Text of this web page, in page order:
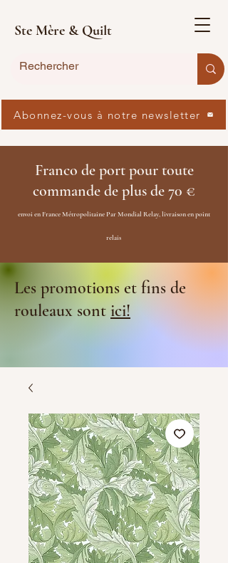
Ste Mère & Quilt
Franco de port pour toute
commande de plus de 70 €
envoi en France Métropolitaine Par Mondial Relay, livraison en point
relais
Les promotions et fins de
rouleaux sontici!
Abonnez-vous à notre newsletter